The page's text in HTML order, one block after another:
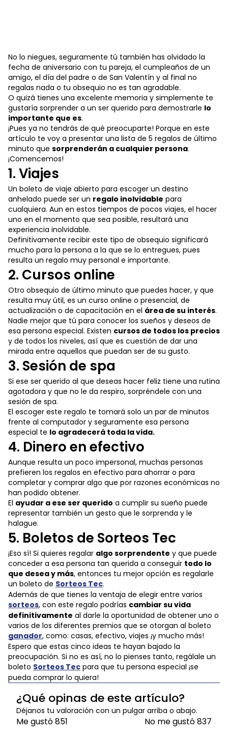
No lo niegues, seguramente tú también has olvidado la
fecha de aniversario con tu pareja, el cumpleaños de un
amigo, el día del padre o de San Valentín y al final no
regalas nada o tu obsequio no es tan agradable.
O quizá tienes una excelente memoria y simplemente te
gustaría sorprender a un ser querido para demostrarle lo
importante que es.
¡Pues ya no tendrás de qué preocuparte! Porque en este
artículo te voy a presentar una lista de 5 regalos de último
minuto que sorprenderán a cualquier persona.
¡Comencemos!
1. Viajes
Un boleto de viaje abierto para escoger un destino
anhelado puede ser un regalo inolvidable para
cualquiera. Aun en estos tiempos de pocos viajes, el hacer
uno en el momento que sea posible, resultará una
experiencia inolvidable.
Definitivamente recibir este tipo de obsequio significará
mucho para la persona a la que se lo entregues, pues
resulta un regalo muy personal e importante.
2. Cursos online
Otro obsequio de último minuto que puedes hacer, y que
resulta muy útil, es un curso online o presencial, de
actualización o de capacitación en el área de su interés.
Nadie mejor que tú para conocer los sueños y deseos de
esa persona especial. Existen cursos de todos los precios
y de todos los niveles, así que es cuestión de dar una
mirada entre aquellos que puedan ser de su gusto.
3. Sesión de spa
Si ese ser querido al que deseas hacer feliz tiene una rutina
agotadora y que no le da respiro, sorpréndele con una
sesión de spa.
El escoger este regalo te tomará solo un par de minutos
frente al computador y seguramente esa persona
especial te lo agradecerá toda la vida.
4. Dinero en efectivo
Aunque resulta un poco impersonal, muchas personas
prefieren los regalos en efectivo para ahorrar o para
completar y comprar algo que por razones económicas no
han podido obtener.
El ayudar a ese ser querido a cumplir su sueño puede
representar también un gesto que le sorprenda y le
halague.
5. Boletos de Sorteos Tec
¡Eso sí! Si quieres regalar algo sorprendente y que puede
conceder a esa persona tan querida a conseguir todo lo
que desea y más, entonces tu mejor opción es regalarle
un boleto de Sorteos Tec.
Además de que tienes la ventaja de elegir entre varios
sorteos, con este regalo podrías cambiar su vida
definitivamente al darle la oportunidad de obtener uno o
varios de los diferentes premios que se otorgan al boleto
ganador, como: casas, efectivo, viajes ¡y mucho más!
Espero que estas cinco ideas te hayan bajado la
preocupación. Si no es así, no lo pienses tanto, regálale un
boleto Sorteos Tec para que tu persona especial ¡se
pueda comprar lo quiera!
¿Qué opinas de este artículo?
Déjanos tu valoración con un pulgar arriba o abajo.
Me gustó851 No me gustó837